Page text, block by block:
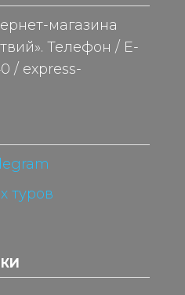
магазина
Телефон / E-
/ express-
туров